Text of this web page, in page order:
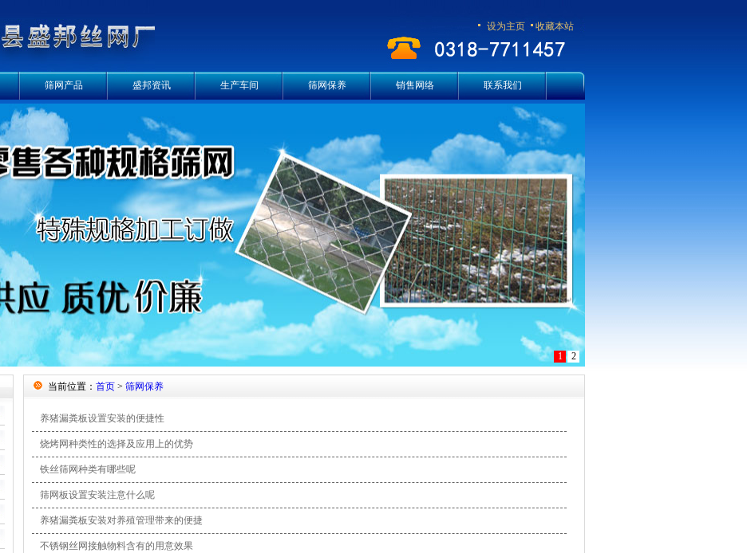
设为主页 收藏本站
筛网产品 盛邦资讯 生产车间 筛网保养 销售网络 联系我们
1 2
当前位置： 首页 > 筛网保养
养猪漏粪板设置安装的便捷性
烧烤网种类性的选择及应用上的优势
铁丝筛网种类有哪些呢
筛网板设置安装注意什么呢
养猪漏粪板安装对养殖管理带来的便捷
不锈钢丝网接触物料含有的用意效果